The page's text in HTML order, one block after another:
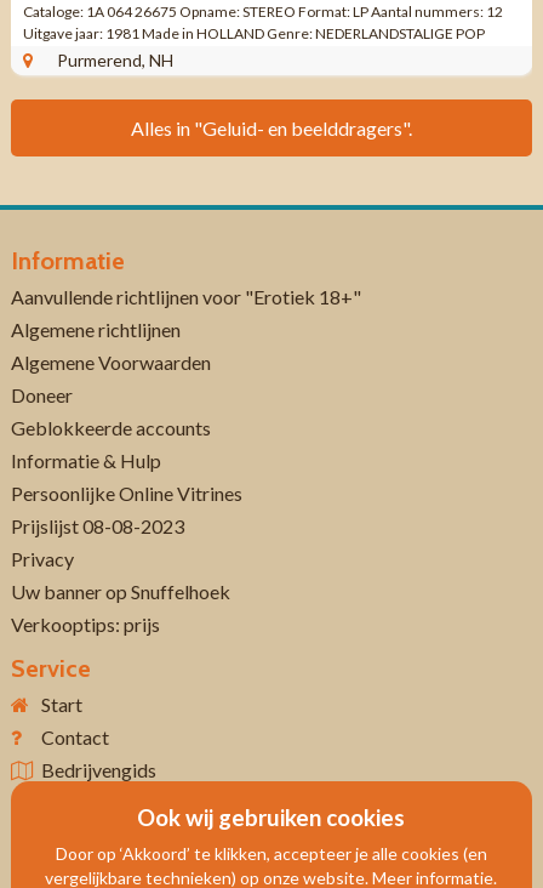
Cataloge: 1A 064 26675 Opname: STEREO Format: LP Aantal nummers: 12
Uitgave jaar: 1981 Made in HOLLAND Genre: NEDERLANDSTALIGE POP
Kwaliteit: ZO GOED ALS NIEUW ...
Purmerend, NH
Alles in "Geluid- en beelddragers".
Informatie
Aanvullende richtlijnen voor "Erotiek 18+"
Algemene richtlijnen
Algemene Voorwaarden
Doneer
Geblokkeerde accounts
Informatie & Hulp
Persoonlijke Online Vitrines
Prijslijst 08-08-2023
Privacy
Uw banner op Snuffelhoek
Verkooptips: prijs
Service
Start
Contact
Bedrijvengids
Ook wij gebruiken cookies
Door op ‘Akkoord’ te klikken, accepteer je alle cookies (en
vergelijkbare technieken) op onze website. Meer informatie.